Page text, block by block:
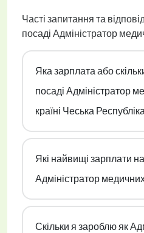
Часті запитання та
посаді Адміністратор
Яка зарплата або
посаді Адміністратор
країні Чеська
Які найвищі зарплати
Адміністратор
Скільки я зароблю як